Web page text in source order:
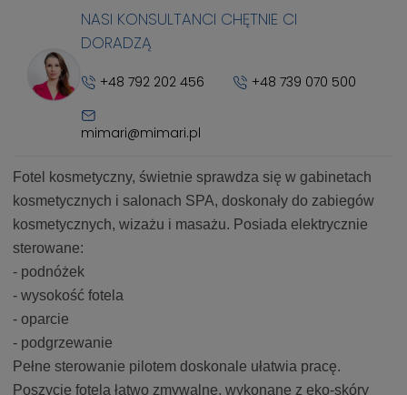
NASI KONSULTANCI CHĘTNIE CI
DORADZĄ
+48 792 202 456 +48 739 070 500
mimari@mimari.pl
Fotel kosmetyczny, świetnie sprawdza się w gabinetach
kosmetycznych i salonach SPA, doskonały do zabiegów
kosmetycznych, wizażu i masażu. Posiada elektrycznie
sterowane:
- podnóżek
- wysokość fotela
- oparcie
- podgrzewanie
Pełne sterowanie pilotem doskonale ułatwia pracę.
Poszycie fotela łatwo zmywalne, wykonane z eko-skóry